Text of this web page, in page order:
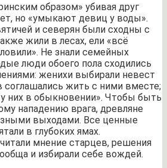
образом» убивая друг
но «умыкают девиц у воды».
и северян были сходны с
жили в лесах, ели «всё
Не знали семейных
люди обоего пола сходились
женихи выбирали невест
соглашались жить с ними вместе;
них в обыкновении». Чтобы быть
нападению врага, древляне
выходами. Все ценные
в глубоких ямах.
мнение старцев, решения
и избирали себе вождей.